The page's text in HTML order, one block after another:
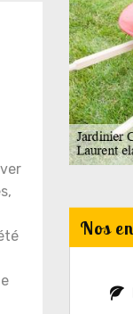
Nos